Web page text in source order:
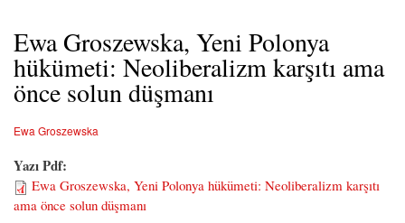
Ewa Groszewska, Yeni Polonya
hükümeti: Neoliberalizm karşıtı ama
önce solun düşmanı
Ewa Groszewska
Yazı Pdf:
Ewa Groszewska, Yeni Polonya hükümeti: Neoliberalizm karşıtı
ama önce solun düşmanı